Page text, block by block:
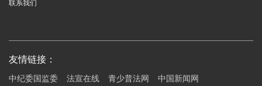
联系我们
友情链接：
中纪委国监委 法宣在线 青少普法网 中国新闻网